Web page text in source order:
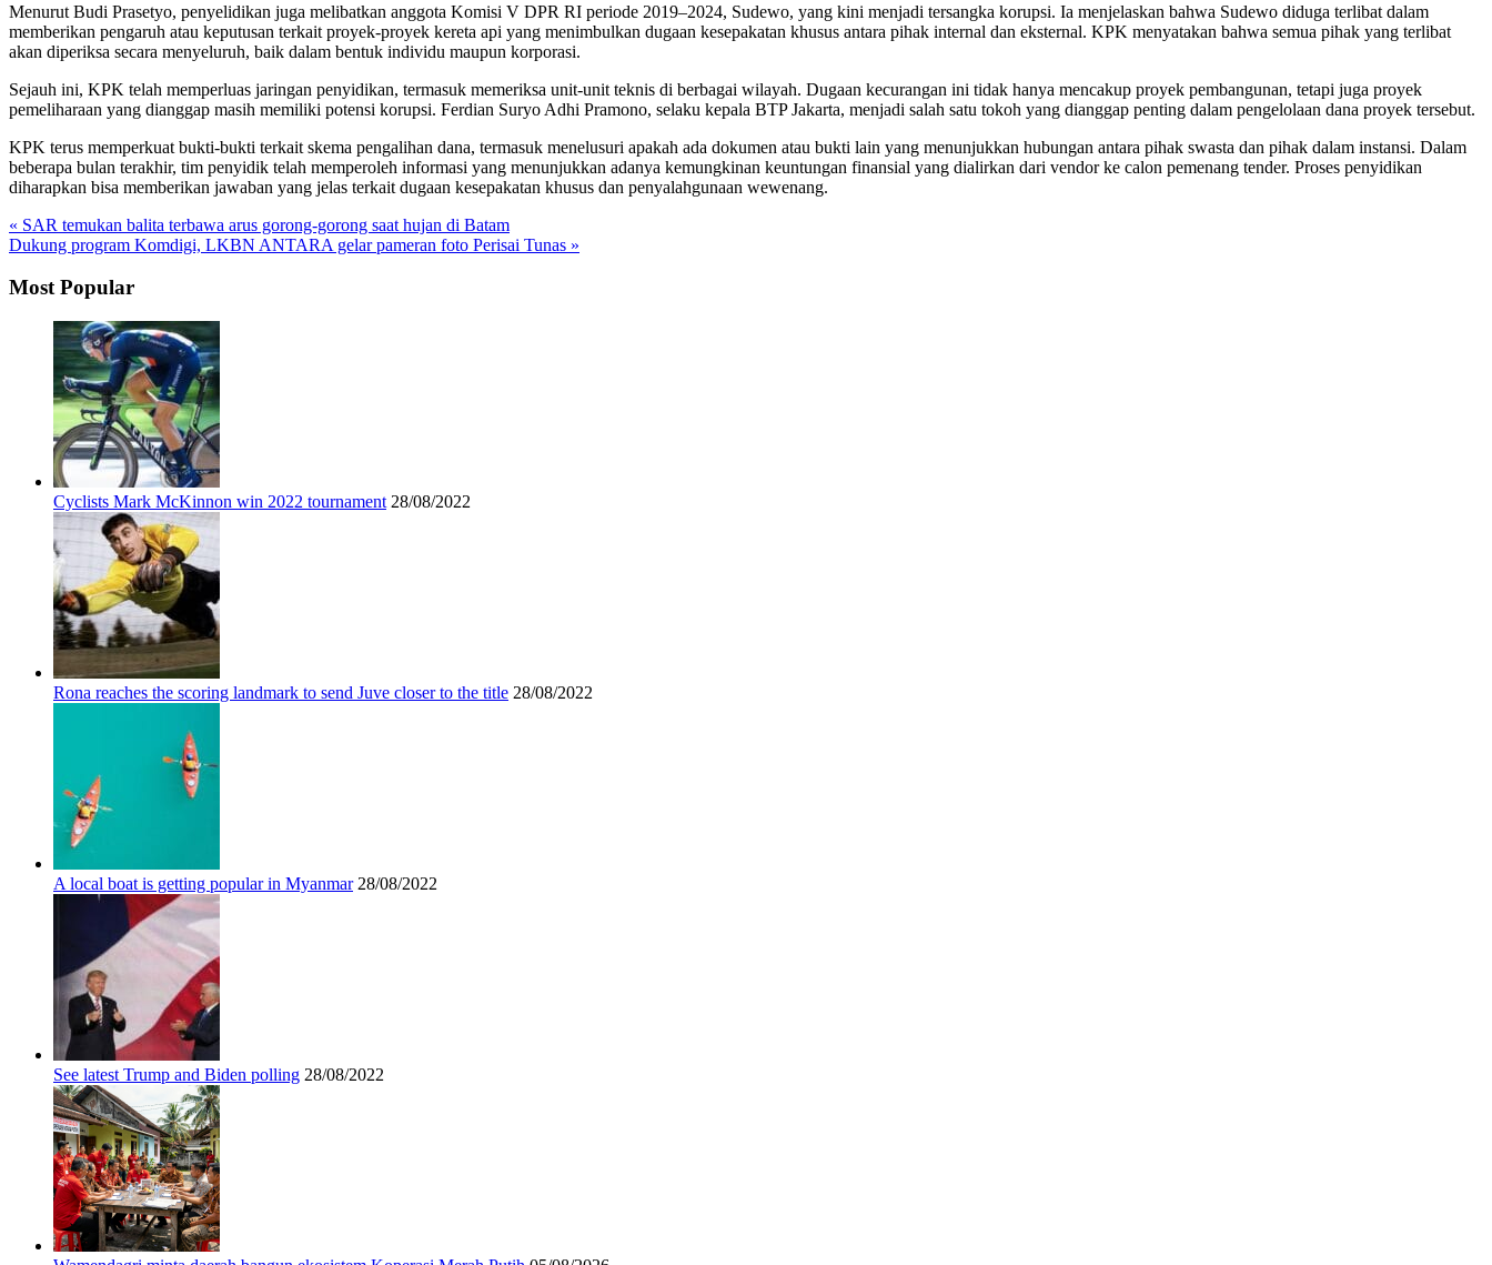
Menurut Budi Prasetyo, penyelidikan juga melibatkan anggota Komisi V DPR RI periode 2019–2024, Sudewo, yang kini menjadi tersangka korupsi. Ia menjelaskan bahwa Sudewo diduga terlibat dalam
memberikan pengaruh atau keputusan terkait proyek-proyek kereta api yang menimbulkan dugaan kesepakatan khusus antara pihak internal dan eksternal. KPK menyatakan bahwa semua pihak yang terlibat
akan diperiksa secara menyeluruh, baik dalam bentuk individu maupun korporasi.
Sejauh ini, KPK telah memperluas jaringan penyidikan, termasuk memeriksa unit-unit teknis di berbagai wilayah. Dugaan kecurangan ini tidak hanya mencakup proyek pembangunan, tetapi juga proyek
pemeliharaan yang dianggap masih memiliki potensi korupsi. Ferdian Suryo Adhi Pramono, selaku kepala BTP Jakarta, menjadi salah satu tokoh yang dianggap penting dalam pengelolaan dana proyek tersebut.
KPK terus memperkuat bukti-bukti terkait skema pengalihan dana, termasuk menelusuri apakah ada dokumen atau bukti lain yang menunjukkan hubungan antara pihak swasta dan pihak dalam instansi. Dalam
beberapa bulan terakhir, tim penyidik telah memperoleh informasi yang menunjukkan adanya kemungkinan keuntungan finansial yang dialirkan dari vendor ke calon pemenang tender. Proses penyidikan
diharapkan bisa memberikan jawaban yang jelas terkait dugaan kesepakatan khusus dan penyalahgunaan wewenang.
« SAR temukan balita terbawa arus gorong-gorong saat hujan di Batam
Dukung program Komdigi, LKBN ANTARA gelar pameran foto Perisai Tunas »
Most Popular
Cyclists Mark McKinnon win 2022 tournament 28/08/2022
Rona reaches the scoring landmark to send Juve closer to the title 28/08/2022
A local boat is getting popular in Myanmar 28/08/2022
See latest Trump and Biden polling 28/08/2022